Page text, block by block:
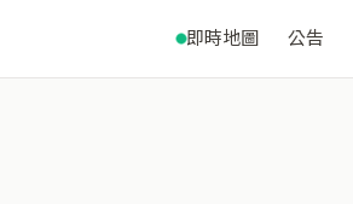
即時地圖 公告